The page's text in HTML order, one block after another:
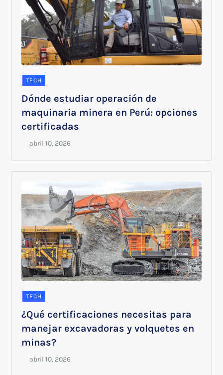
TECH
Dónde estudiar operación de
maquinaria minera en Perú: opciones
certificadas
TECH
¿Qué certificaciones necesitas para
manejar excavadoras y volquetes en
minas?